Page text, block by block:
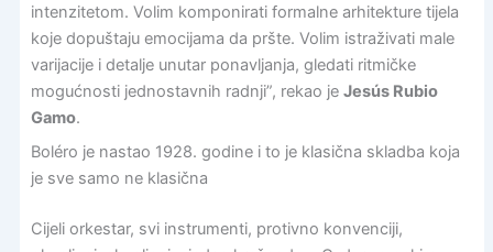
intenzitetom. Volim komponirati formalne arhitekture tijela
koje dopuštaju emocijama da pršte. Volim istraživati male
varijacije i detalje unutar ponavljanja, gledati ritmičke
mogućnosti jednostavnih radnji”, rekao je Jesús Rubio
Gamo.
Boléro je nastao 1928. godine i to je klasična skladba koja
je sve samo ne klasična
Cijeli orkestar, svi instrumenti, protivno konvenciji,